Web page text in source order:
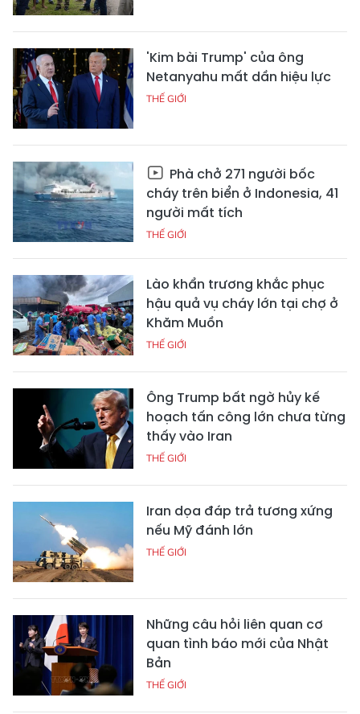
'Kim bài Trump' của ông
Netanyahu mất dần hiệu lực
THẾ GIỚI
Phà chở 271 người bốc
cháy trên biển ở Indonesia, 41
người mất tích
THẾ GIỚI
Lào khẩn trương khắc phục
hậu quả vụ cháy lớn tại chợ ở
Khăm Muồn
THẾ GIỚI
Ông Trump bất ngờ hủy kế
hoạch tấn công lớn chưa từng
thấy vào Iran
THẾ GIỚI
Iran dọa đáp trả tương xứng
nếu Mỹ đánh lớn
THẾ GIỚI
Những câu hỏi liên quan cơ
quan tình báo mới của Nhật
Bản
THẾ GIỚI